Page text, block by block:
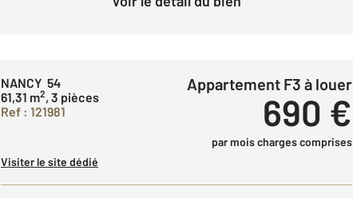
NANCY 54
61,31 m2, 3 pièces
Ref : 121981
Appartement F3 à louer
690 €
par mois charges comprises
Visiter le site dédié